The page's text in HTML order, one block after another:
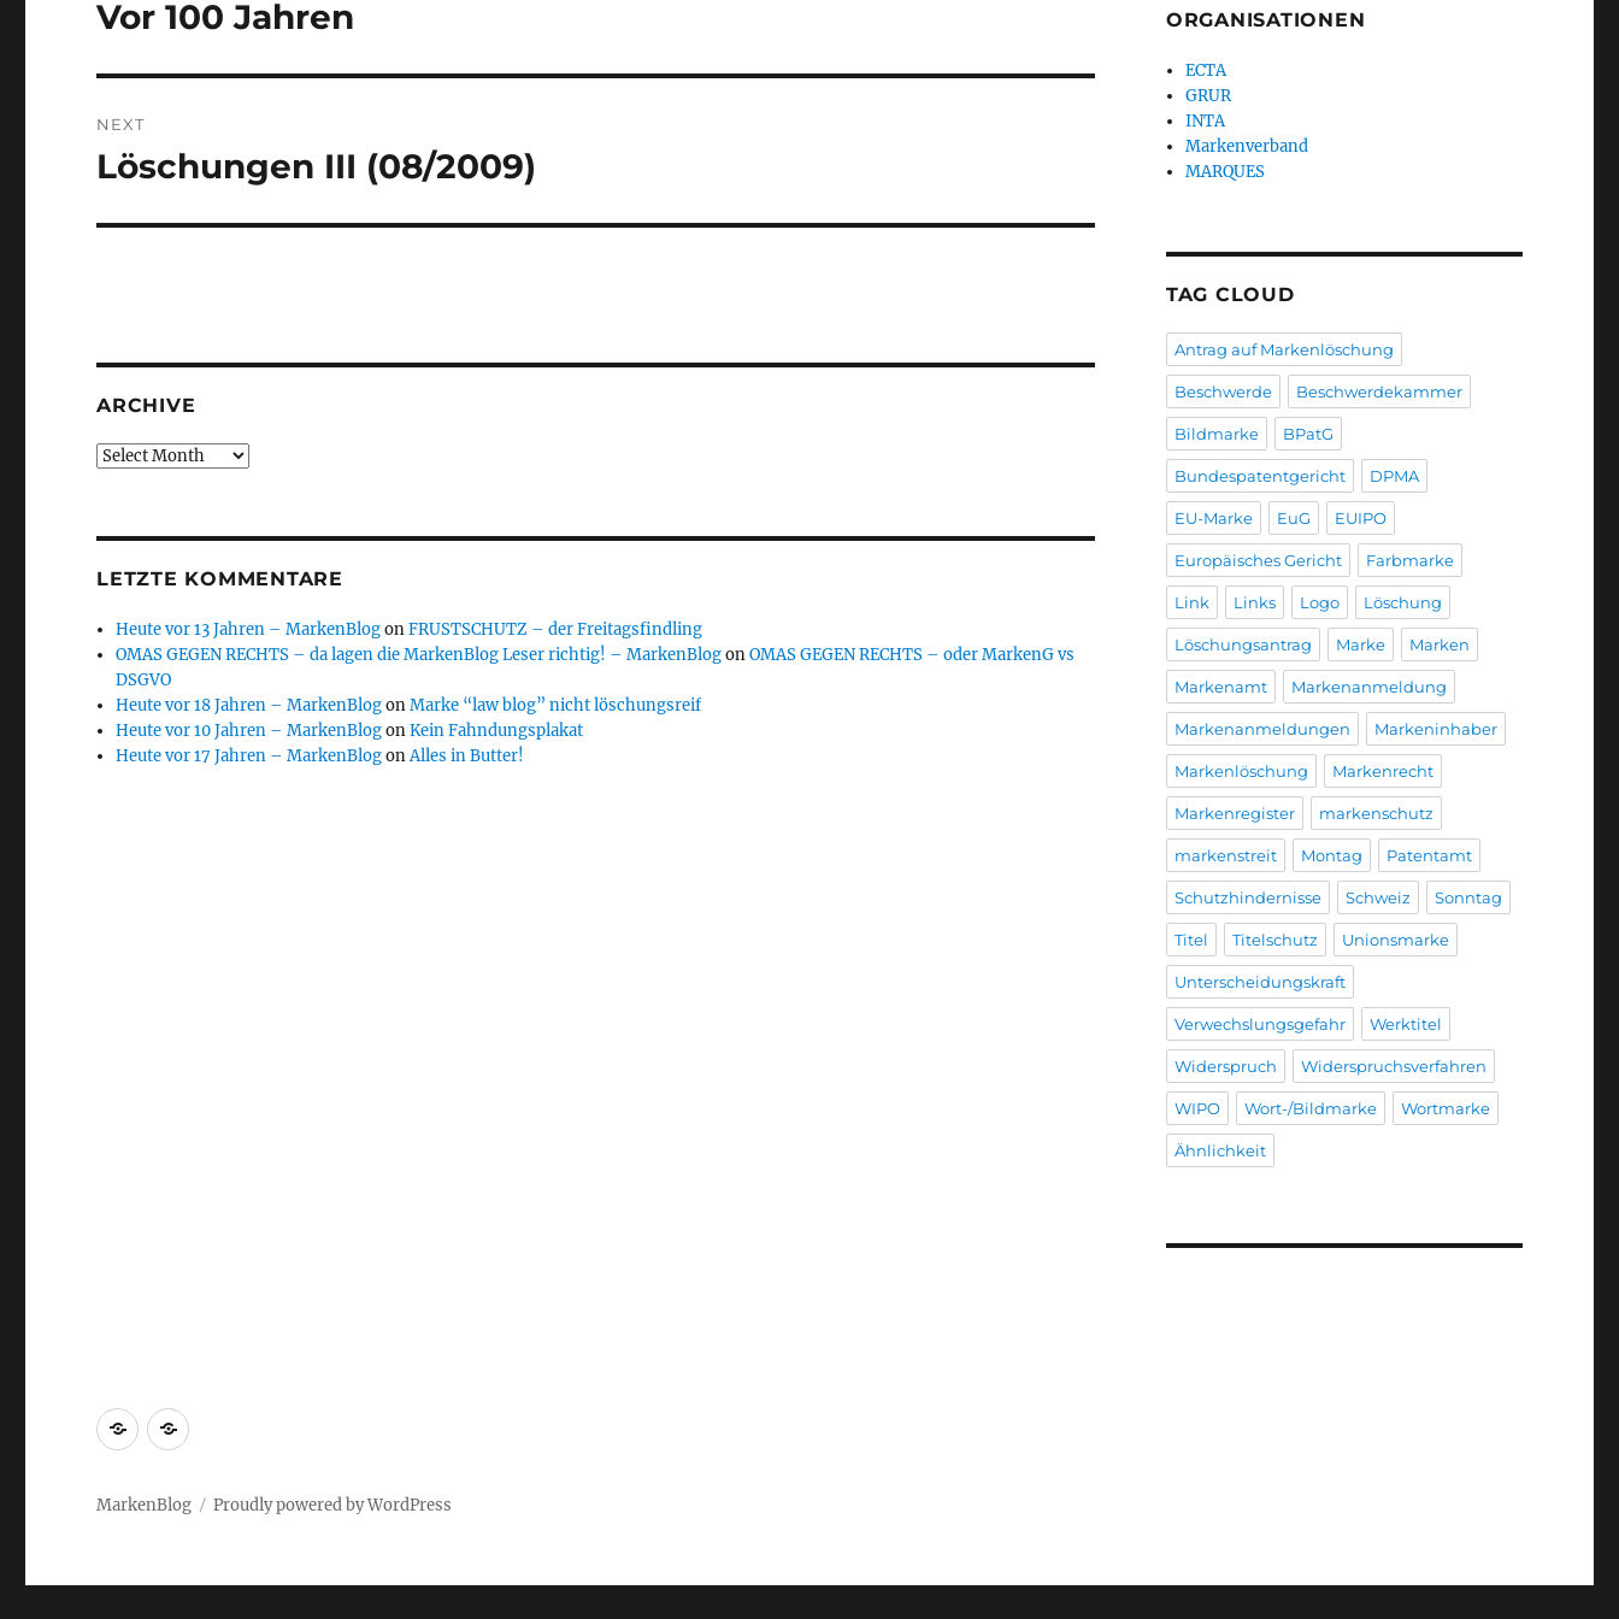
Previous
Vor 100 Jahren
NEXT
Next
Löschungen III (08/2009)
ARCHIVE
Archive
LETZTE KOMMENTARE
Heute vor 13 Jahren – MarkenBlogonFRUSTSCHUTZ – der Freitagsfindling
OMAS GEGEN RECHTS – da lagen die MarkenBlog Leser richtig! – MarkenBlogonOMAS GEGEN RECHTS – oder MarkenG vs
DSGVO
Heute vor 18 Jahren – MarkenBlogonMarke “law blog” nicht löschungsreif
Heute vor 10 Jahren – MarkenBlogonKein Fahndungsplakat
Heute vor 17 Jahren – MarkenBlogonAlles in Butter!
ORGANISATIONEN
ECTA
GRUR
INTA
Markenverband
MARQUES
TAG CLOUD
Antrag auf Markenlöschung
Beschwerde Beschwerdekammer
Bildmarke BPatG
Bundespatentgericht DPMA
EU-Marke EuG EUIPO
Europäisches Gericht Farbmarke
Link Links Logo Löschung
Löschungsantrag Marke Marken
Markenamt Markenanmeldung
Markenanmeldungen Markeninhaber
Markenlöschung Markenrecht
Markenregister markenschutz
markenstreit Montag Patentamt
Schutzhindernisse Schweiz Sonntag
Titel Titelschutz Unionsmarke
Unterscheidungskraft
Verwechslungsgefahr Werktitel
Widerspruch Widerspruchsverfahren
WIPO Wort-/Bildmarke Wortmarke
Ähnlichkeit
Markenrecherche
Gastbeiträge
MarkenBlog Proudly powered by WordPress